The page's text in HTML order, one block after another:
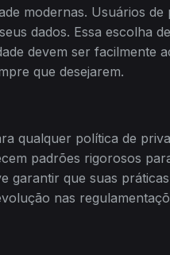
modernas. Usuários
dados. Essa escolha
devem ser facilmente
que desejarem.
qualquer política de
padrões rigorosos
garantir que suas
nas